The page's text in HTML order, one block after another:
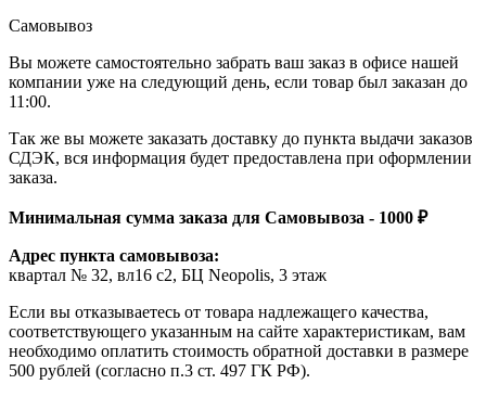
Самовывоз
Вы можете самостоятельно забрать ваш заказ в офисе нашей
компании уже на следующий день, если товар был заказан до
11:00.
Так же вы можете заказать доставку до пункта выдачи заказов
СДЭК, вся информация будет предоставлена при оформлении
заказа.
Минимальная сумма заказа для Самовывоза - 1000 ₽
Адрес пункта самовывоза:
квартал № 32, вл16 с2, БЦ Neopolis, 3 этаж
Если вы отказываетесь от товара надлежащего качества,
соответствующего указанным на сайте характеристикам, вам
необходимо оплатить стоимость обратной доставки в размере
500 рублей (согласно п.3 ст. 497 ГК РФ).